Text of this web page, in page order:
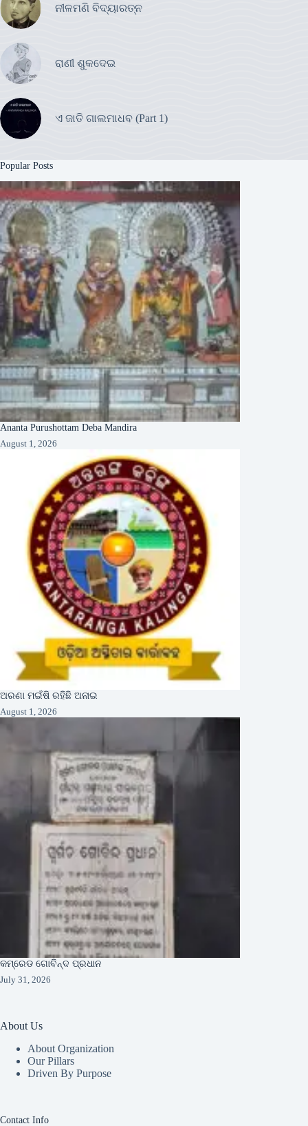
ନୀଳମଣି ବିଦ୍ୟାରତ୍ନ
ରାଣୀ ଶୁକଦେଇ
ଏ ଜାତି ଗାଲମାଧବ (Part 1)
Popular Posts
Ananta Purushottam Deba Mandira
August 1, 2026
ଅରଣା ମଇଁଷି ରହିଛି ଅନାଇ
August 1, 2026
କମ୍ରେଡ ଗୋବିନ୍ଦ ପ୍ରଧାନ
July 31, 2026
About Us
About Organization
Our Pillars
Driven By Purpose​
Contact Info